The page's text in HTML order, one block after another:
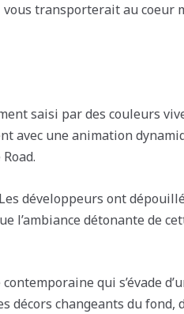
transporterait au coeur
saisi par des couleurs
avec une animation
développeurs ont
détonante de
qui s’évade
décors changeants du